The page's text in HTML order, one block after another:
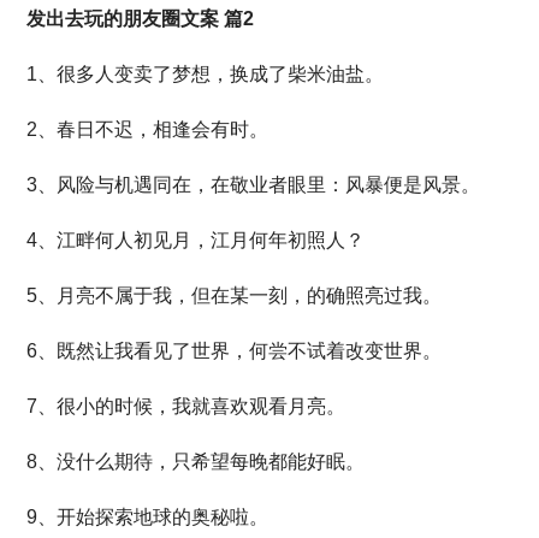
发出去玩的朋友圈文案 篇2
1、很多人变卖了梦想，换成了柴米油盐。
2、春日不迟，相逢会有时。
3、风险与机遇同在，在敬业者眼里：风暴便是风景。
4、江畔何人初见月，江月何年初照人？
5、月亮不属于我，但在某一刻，的确照亮过我。
6、既然让我看见了世界，何尝不试着改变世界。
7、很小的时候，我就喜欢观看月亮。
8、没什么期待，只希望每晚都能好眠。
9、开始探索地球的奥秘啦。